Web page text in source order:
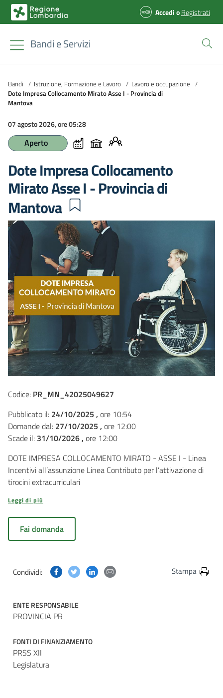
AccedioRegistrati
Bandi e Servizi
Bandi / Istruzione, Formazione e Lavoro / Lavoro e occupazione /
Dote Impresa Collocamento Mirato Asse I - Provincia di
Mantova
07 agosto 2026, ore 05:28
Aperto
Dote Impresa Collocamento
Mirato Asse I - Provincia di
Mantova
Codice: PR_MN_42025049627
Pubblicato il: 24/10/2025 , ore 10:54
Domande dal: 27/10/2025 , ore 12:00
Scade il: 31/10/2026 , ore 12:00
DOTE IMPRESA COLLOCAMENTO MIRATO - ASSE I - Linea
Incentivi all’assunzione Linea Contributo per l’attivazione di
tirocini extracurriculari
Leggi di più
Fai domanda
Condividi: Condividi questa pagina su Facebook
Condividi questa pagina su Twitter
Condividi questa pagina su Linkedin
Condividi questa pagina via
Stampa
ENTE RESPONSABILE
PROVINCIA PR
FONTI DI FINANZIAMENTO
PRSS XII
Legislatura